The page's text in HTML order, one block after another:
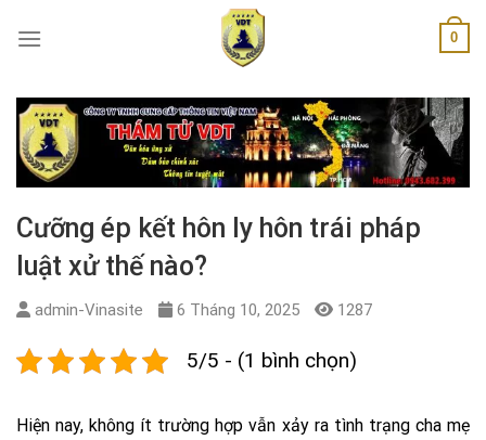
0
Cưỡng ép kết hôn ly hôn trái pháp
luật xử thế nào?
admin-Vinasite 6 Tháng 10, 2025 1287
5/5 - (1 bình chọn)
Hiện nay, không ít trường hợp vẫn xảy ra tình trạng cha mẹ